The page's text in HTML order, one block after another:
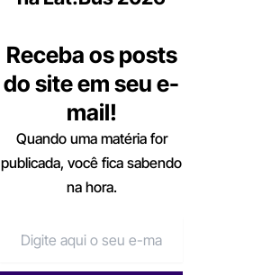
Receba os posts
do site em seu e-
mail!
Quando uma matéria for
publicada, você fica sabendo
na hora.